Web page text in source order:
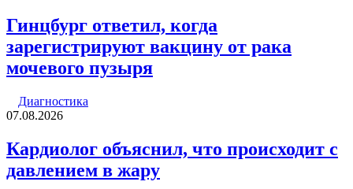
Гинцбург ответил, когда
зарегистрируют вакцину от рака
мочевого пузыря
Диагностика
07.08.2026
Кардиолог объяснил, что происходит с
давлением в жару